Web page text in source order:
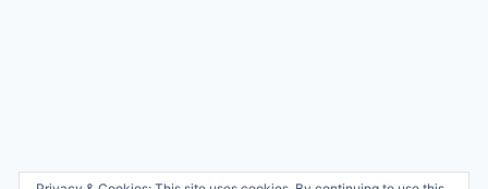
Wie ben ik?